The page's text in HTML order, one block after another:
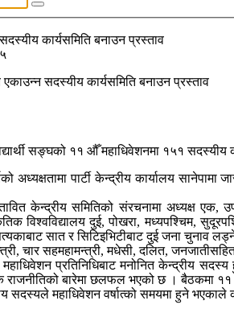
कार्यसमिति बनाउन प्रस्ताव
सङ्घको ११ औँ महाधिवेशनमा १५१ सदस्यीय
अध्यक्षतामा पार्टी केन्द्रीय कार्यालय
केन्द्रीय समितिको संरचनामा अध्यक्ष एक,
विश्वविद्यालय दुई, पोखरा, मध्यपश्चिम,
सात र सिटिइभिटीबाट दुई जना चुनाव
चार सहमहामन्त्री, मधेसी, दलित,
प्रतिनिधिबाट मनोनित केन्द्रीय
बारेमा छलफल भएको छ । बैठकमा
सदस्यले महाधिवेशन वर्षात्को समयमा हुने भएकाले